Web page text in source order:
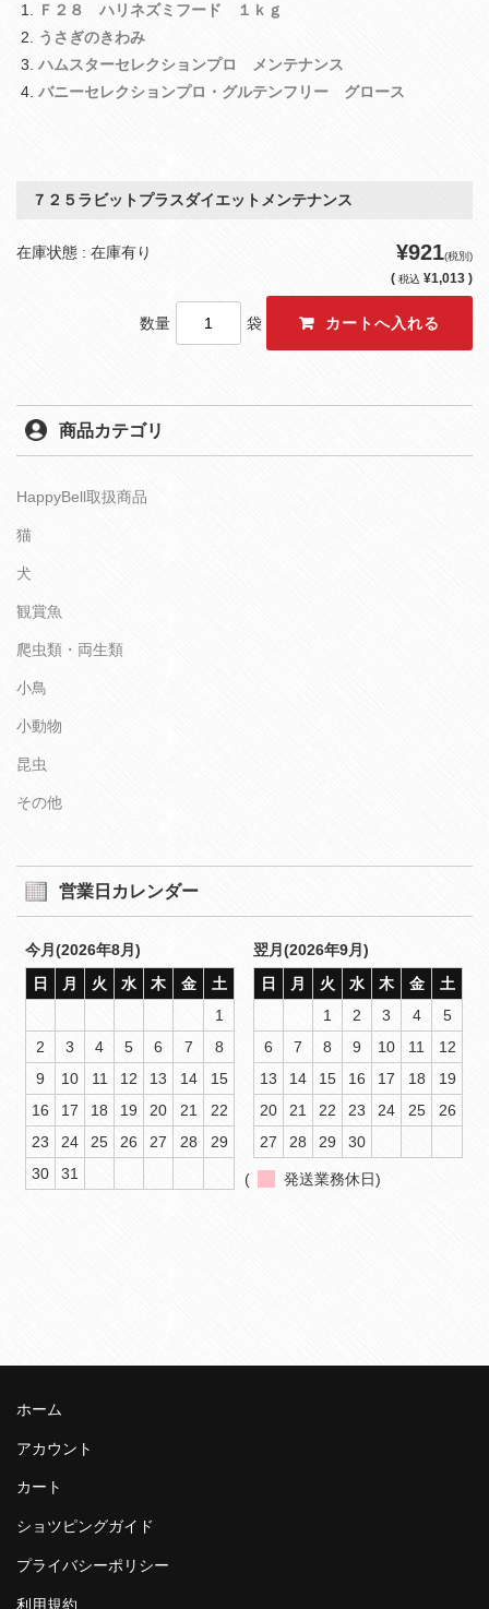
Ｆ２８ ハリネズミフード １ｋｇ
うさぎのきわみ
ハムスターセレクションプロ メンテナンス
バニーセレクションプロ・グルテンフリー グロース
７２５ラビットプラスダイエットメンテナンス
在庫状態 : 在庫有り ¥921(税別)
( 税込 ¥1,013 )
数量 袋
商品カテゴリ
HappyBell取扱商品
猫
犬
観賞魚
爬虫類・両生類
小鳥
小動物
昆虫
その他
営業日カレンダー
今月(2026年8月)
日
月 火 水 木 金
土
1
2
3 4 5 6 7
8
9
10 11 12 13 14
15
16
17 18 19 20 21
22
23
24 25 26 27 28
29
30
31
翌月(2026年9月)
日
月 火 水 木 金
土
1
2 3 4
5
6
7 8 9 10 11
12
13
14 15 16 17 18
19
20
21 22 23 24 25
26
27
28 29 30
( 発送業務休日)
ホーム
アカウント
カート
ショツピングガイド
プライバシーポリシー
利用規約